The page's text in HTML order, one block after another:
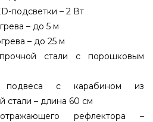
подсветки – 2 Вт
– до 5 м
– до 25 м
стали с порошковым
с карабином из
стали – длина 60 см
рефлектора –